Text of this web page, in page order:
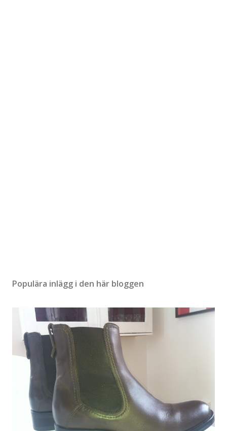
Populära inlägg i den här bloggen